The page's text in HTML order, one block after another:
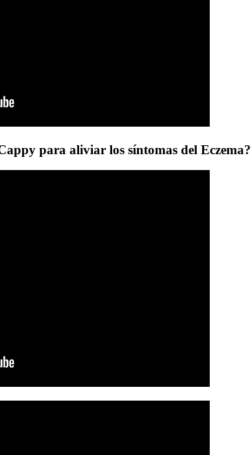
para aliviar los síntomas del Eczema?